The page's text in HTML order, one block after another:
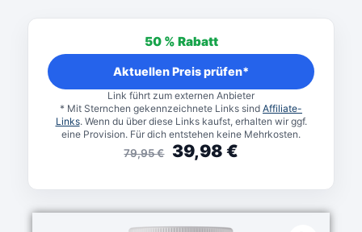
50 % Rabatt
79,95€
war:
79,95 €
39,98 €
39,98 €.
Aktuellen Preis prüfen*
Link führt zum externen Anbieter
* Mit Sternchen gekennzeichnete Links sind Affiliate-
Links. Wenn du über diese Links kaufst, erhalten wir ggf.
eine Provision. Für dich entstehen keine Mehrkosten.